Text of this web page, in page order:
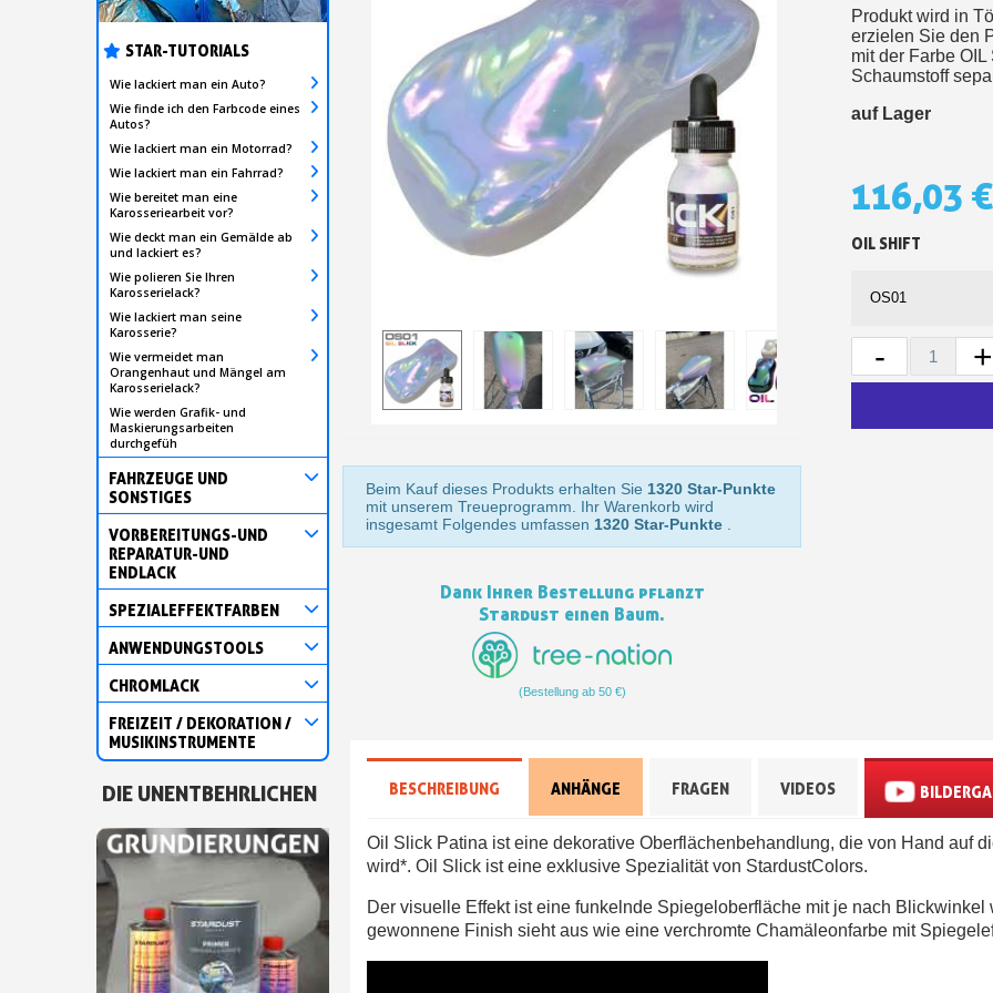
Ihr Online-Angebot
Teilen Sie Ihre Kreationen
Sammeln Sie mit
Rücksendung von
10€
10€ Einkaufsgutschein
Zahlung in 4x gebührenfrei
Ihr Online-Angebot
Sammeln Sie mit
Rücksendung von
Rabatt von 5€
STAR-TUTORIALS
Wie lackiert man ein Auto?
Wie finde ich den Farbcode eines
Autos?
Wie lackiert man ein Motorrad?
Wie lackiert man ein Fahrrad?
Wie bereitet man eine
Karosseriearbeit vor?
Wie deckt man ein Gemälde ab
und lackiert es?
Wie polieren Sie Ihren
Karosserielack?
Wie lackiert man seine
Karosserie?
Wie vermeidet man
Orangenhaut und Mängel am
Karosserielack?
Wie werden Grafik- und
Maskierungsarbeiten
durchgefüh
FAHRZEUGE UND
SONSTIGES
VORBEREITUNGS-UND
REPARATUR-UND
ENDLACK
SPEZIALEFFEKTFARBEN
ANWENDUNGSTOOLS
CHROMLACK
FREIZEIT / DEKORATION /
MUSIKINSTRUMENTE
DIE UNENTBEHRLICHEN
Beim Kauf dieses Produkts erhalten Sie 1320 Star-Punkte
mit unserem Treueprogramm. Ihr Warenkorb wird
insgesamt Folgendes umfassen 1320 Star-Punkte .
Dank Ihrer Bestellung pflanzt
Stardust einen Baum.
(Bestellung ab 50 €)
Produkt wird in
erzielen Sie den
mit der Farbe OIL
Schaumstoff
auf Lager
116,03 €
OIL SHIFT
- +
BESCHREIBUNG ANHÄNGE FRAGEN VIDEOS
Oil Slick Patina ist eine dekorative Oberflächenbehandlung, die von Hand auf
wird*. Oil Slick ist eine exklusive Spezialität von StardustColors.
Der visuelle Effekt ist eine funkelnde Spiegeloberfläche mit je nach
gewonnene Finish sieht aus wie eine verchromte Chamäleonfarbe mit